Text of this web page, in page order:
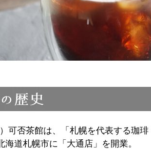
可否茶館は、「札幌を代表する珈
海道札幌市に「大通店」を開業。